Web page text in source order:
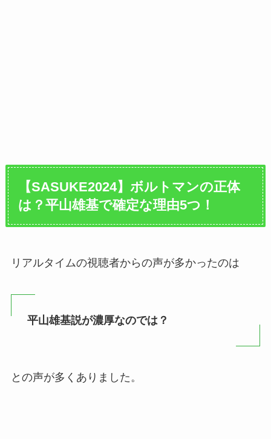
【SASUKE2024】ボルトマンの正体
は？平山雄基で確定な理由5つ！
リアルタイムの視聴者からの声が多かったのは
平山雄基説が濃厚なのでは？
との声が多くありました。